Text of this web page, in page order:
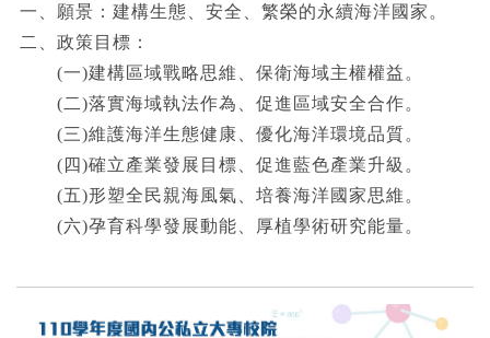
一、願景：建構生態、安全、繁榮的永續海洋國家。
二、政策目標：
(一)建構區域戰略思維、保衛海域主權權益。
(二)落實海域執法作為、促進區域安全合作。
(三)維護海洋生態健康、優化海洋環境品質。
(四)確立產業發展目標、促進藍色產業升級。
(五)形塑全民親海風氣、培養海洋國家思維。
(六)孕育科學發展動能、厚植學術研究能量。